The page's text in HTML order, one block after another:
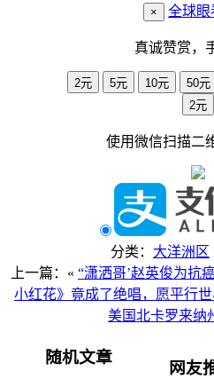
×
全球眼
真诚赞赏，
2元 5元 10元 50元
2元
使用微信扫描二
分类： 大洋洲区
上一篇：« “潇洒哥’赵英俊为抗
小红花》竟成了绝唱，愿平行世
美国北卡罗来纳
随机文章
网友